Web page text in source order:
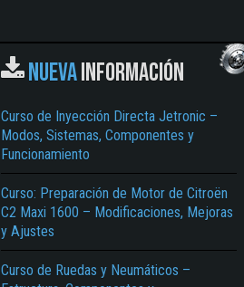
NUEVAINFORMACIÓN
Curso de Inyección Directa Jetronic –
Modos, Sistemas, Componentes y
Funcionamiento
Curso: Preparación de Motor de Citroën
C2 Maxi 1600 – Modificaciones, Mejoras
y Ajustes
Curso de Ruedas y Neumáticos –